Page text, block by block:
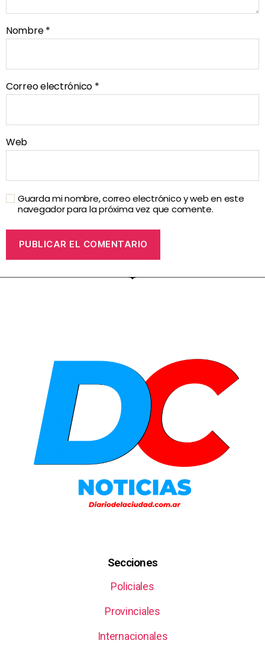
Nombre*
Correo electrónico *
Web
Guarda mi nombre, correo electrónico y web en este
navegador para la próxima vez que comente.
Secciones
Policiales
Provinciales
Internacionales